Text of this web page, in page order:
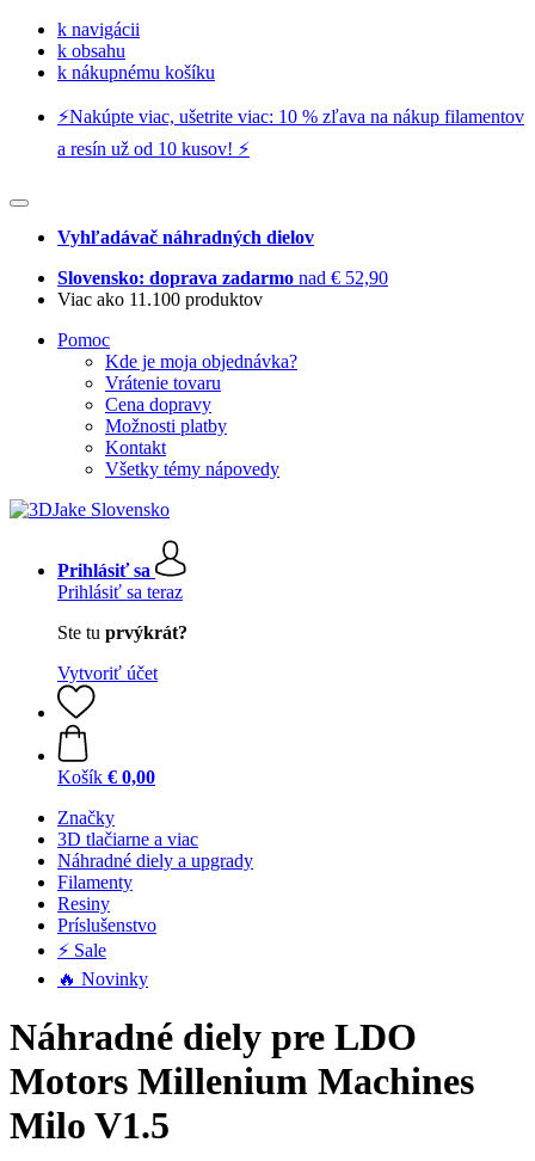
k navigácii
k obsahu
k nákupnému košíku
⚡️Nakúpte viac, ušetrite viac: 10 % zľava na nákup filamentov
a resín už od 10 kusov! ⚡️
Vyhľadávač náhradných dielov
Slovensko: doprava zadarmo nad € 52,90
Viac ako 11.100 produktov
Pomoc
Kde je moja objednávka?
Vrátenie tovaru
Cena dopravy
Možnosti platby
Kontakt
Všetky témy nápovedy
Prihlásiť sa
Prihlásiť sa teraz
Ste tu prvýkrát?
Vytvoriť účet
Košík € 0,00
Značky
3D tlačiarne a viac
Náhradné diely a upgrady
Filamenty
Resiny
Príslušenstvo
⚡ Sale
🔥 Novinky
Náhradné diely pre LDO
Motors Millenium Machines
Milo V1.5